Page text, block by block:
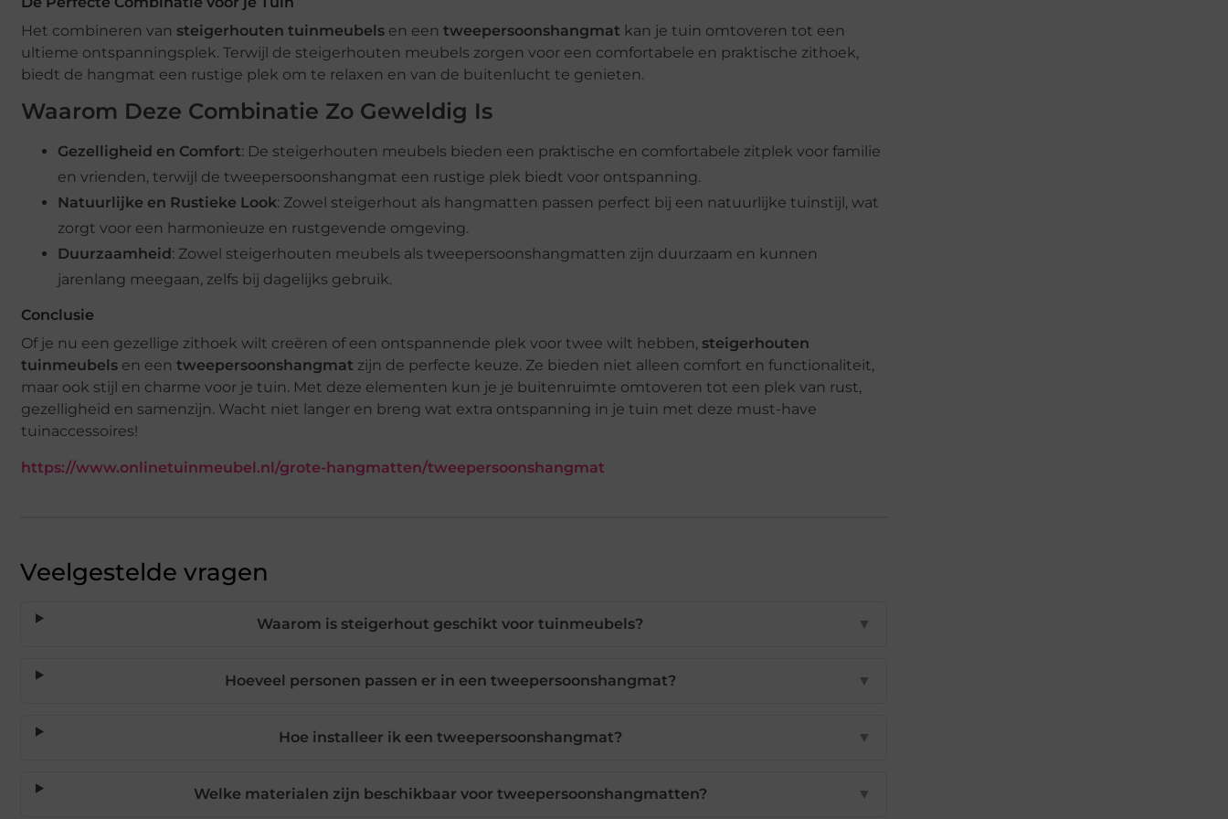
Het combineren van steigerhouten tuinmeubels en een tweepersoonshangmat kan je tuin omtoveren tot een
ultieme ontspanningsplek. Terwijl de steigerhouten meubels zorgen voor een comfortabele en praktische zithoek,
biedt de hangmat een rustige plek om te relaxen en van de buitenlucht te genieten.
Waarom Deze Combinatie Zo Geweldig Is
Gezelligheid en Comfort: De steigerhouten meubels bieden een praktische en comfortabele zitplek voor familie
en vrienden, terwijl de tweepersoonshangmat een rustige plek biedt voor ontspanning.
Natuurlijke en Rustieke Look: Zowel steigerhout als hangmatten passen perfect bij een natuurlijke tuinstijl, wat
zorgt voor een harmonieuze en rustgevende omgeving.
Duurzaamheid : Zowel steigerhouten meubels als tweepersoonshangmatten zijn duurzaam en kunnen
jarenlang meegaan, zelfs bij dagelijks gebruik.
Conclusie
Of je nu een gezellige zithoek wilt creëren of een ontspannende plek voor twee wilt hebben, steigerhouten
tuinmeubels en een tweepersoonshangmat zijn de perfecte keuze. Ze bieden niet alleen comfort en functionaliteit,
maar ook stijl en charme voor je tuin. Met deze elementen kun je je buitenruimte omtoveren tot een plek van rust,
gezelligheid en samenzijn. Wacht niet langer en breng wat extra ontspanning in je tuin met deze must-have
tuinaccessoires!
https://www.onlinetuinmeubel.nl/grote-hangmatten/tweepersoonshangmat
Veelgestelde vragen
Waarom is steigerhout geschikt voor tuinmeubels? ▼
Hoeveel personen passen er in een tweepersoonshangmat? ▼
Hoe installeer ik een tweepersoonshangmat? ▼
Welke materialen zijn beschikbaar voor tweepersoonshangmatten? ▼